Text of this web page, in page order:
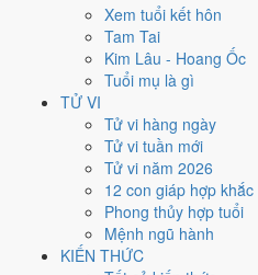
Xem tuổi kết hôn
Tam Tai
Kim Lâu - Hoang Ốc
Tuổi mụ là gì
TỬ VI
Tử vi hàng ngày
Tử vi tuần mới
Tử vi năm 2026
12 con giáp hợp khắc
Phong thủy hợp tuổi
Mệnh ngũ hành
KIẾN THỨC
Tân Mão
Ngày Đinh Mùi có TrựcBình(ngày
hung cát) và gặp SaoChu Tước hắc
4.0/10nên đây làNgày
định lớn khó đảo ngược.
Hợi, Mão, Ngọhợp ngày; tuổi